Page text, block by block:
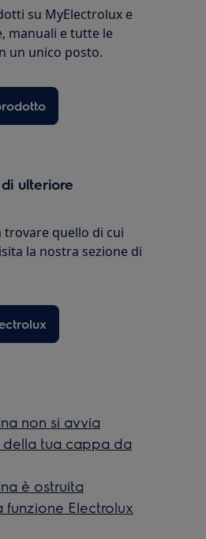
su MyElectrolux e
manuali e tutte le
un unico posto.
ulteriore
trovare quello di cui
la nostra sezione di
non si avvia
della tua cappa da
è ostruita
funzione Electrolux